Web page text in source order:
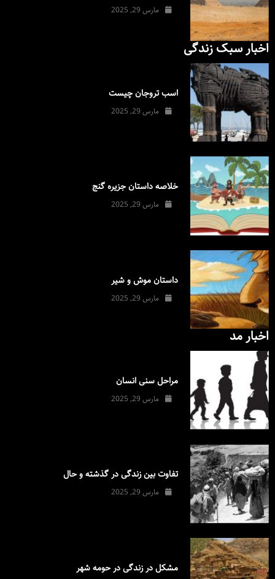
مارس 29, 2025
اخبار سبک زندگی
اسب تروجان چیست
مارس 29, 2025
خلاصه داستان جزیره گنج
مارس 29, 2025
داستان موش و شیر
مارس 29, 2025
اخبار مد
مراحل سنی انسان
مارس 29, 2025
تفاوت بین زندگی در گذشته و حال
مارس 29, 2025
مشکل در زندگی در حومه شهر